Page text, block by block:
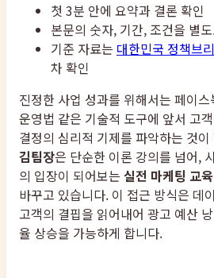
첫 3분 안에 요약과 결론 확인
본문의 숫자, 기간, 조건을 별
기준 자료는 대한민국 정책브
차 확인
진정한 사업 성과를 위해서는 페이
운영법 같은 기술적 도구에 앞서 고
결정의 심리적 기제를 파악하는 것
김팀장은 단순한 이론 강의를 넘어,
의 입장이 되어보는 실전 마케팅 교육
바꾸고 있습니다. 이 접근 방식은 데
고객의 결핍을 읽어내어 광고 예산
율 상승을 가능하게 합니다.